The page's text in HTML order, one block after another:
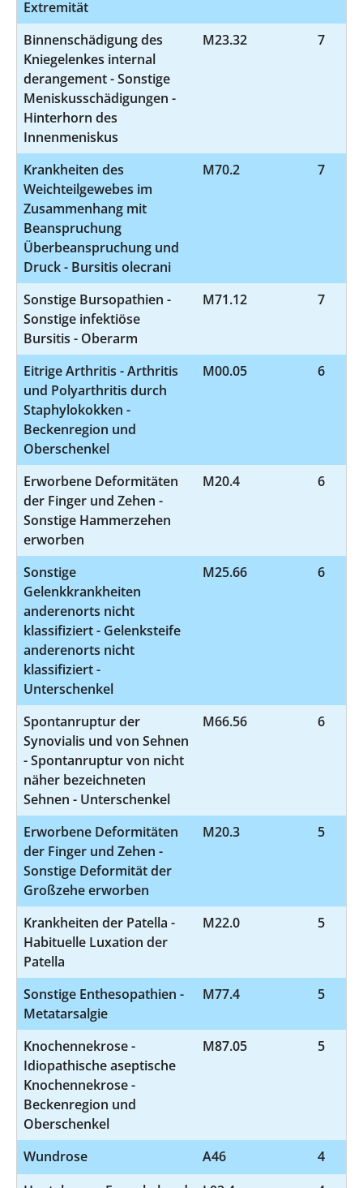
Extremität
Binnenschädigung des
Kniegelenkes internal
derangement - Sonstige
Meniskusschädigungen -
Hinterhorn des
Innenmeniskus
M23.32 7
Krankheiten des
Weichteilgewebes im
Zusammenhang mit
Beanspruchung
Überbeanspruchung und
Druck - Bursitis olecrani
M70.2 7
Sonstige Bursopathien -
Sonstige infektiöse
Bursitis - Oberarm
M71.12 7
Eitrige Arthritis - Arthritis
und Polyarthritis durch
Staphylokokken -
Beckenregion und
Oberschenkel
M00.05 6
Erworbene Deformitäten
der Finger und Zehen -
Sonstige Hammerzehen
erworben
M20.4 6
Sonstige
Gelenkkrankheiten
anderenorts nicht
klassifiziert - Gelenksteife
anderenorts nicht
klassifiziert -
Unterschenkel
M25.66 6
Spontanruptur der
Synovialis und von Sehnen
- Spontanruptur von nicht
näher bezeichneten
Sehnen - Unterschenkel
M66.56 6
Erworbene Deformitäten
der Finger und Zehen -
Sonstige Deformität der
Großzehe erworben
M20.3 5
Krankheiten der Patella -
Habituelle Luxation der
Patella
M22.0 5
Sonstige Enthesopathien -
Metatarsalgie
M77.4 5
Knochennekrose -
Idiopathische aseptische
Knochennekrose -
Beckenregion und
Oberschenkel
M87.05 5
Wundrose A46
4